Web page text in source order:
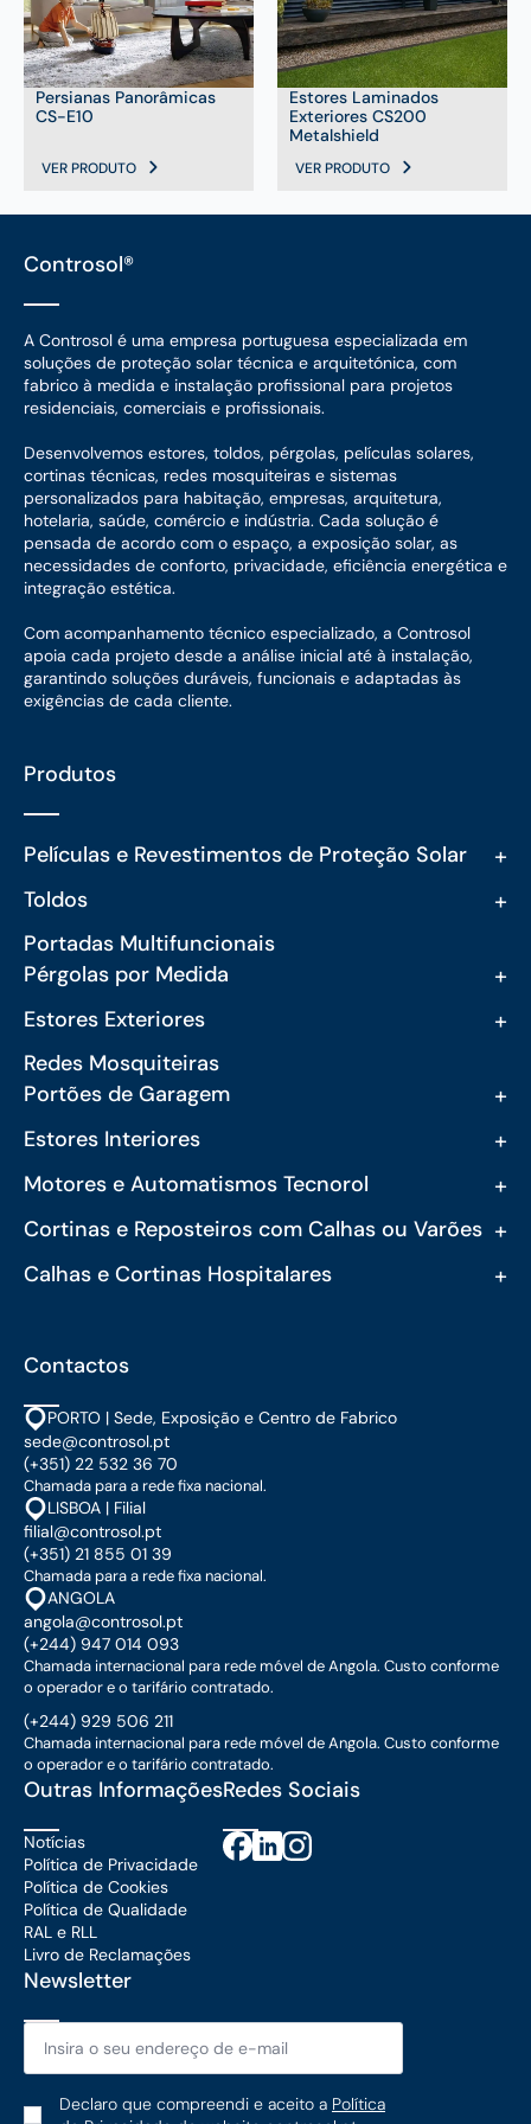
Persianas Panorâmicas
CS-E10
VER PRODUTO
Estores Laminados
Exteriores CS200
Metalshield
VER PRODUTO
Controsol®
A Controsol é uma empresa portuguesa especializada em
soluções de proteção solar técnica e arquitetónica, com
fabrico à medida e instalação profissional para projetos
residenciais, comerciais e profissionais.
Desenvolvemos estores, toldos, pérgolas, películas solares,
cortinas técnicas, redes mosquiteiras e sistemas
personalizados para habitação, empresas, arquitetura,
hotelaria, saúde, comércio e indústria. Cada solução é
pensada de acordo com o espaço, a exposição solar, as
necessidades de conforto, privacidade, eficiência energética e
integração estética.
Com acompanhamento técnico especializado, a Controsol
apoia cada projeto desde a análise inicial até à instalação,
garantindo soluções duráveis, funcionais e adaptadas às
exigências de cada cliente.
Produtos
Películas e Revestimentos de Proteção Solar +
Toldos +
Portadas Multifuncionais
Pérgolas por Medida
+
Estores Exteriores +
Redes Mosquiteiras
Portões de Garagem
+
Estores Interiores +
Motores e Automatismos Tecnorol +
Cortinas e Reposteiros com Calhas ou Varões +
Calhas e Cortinas Hospitalares +
Contactos
PORTO | Sede, Exposição e Centro de Fabrico
sede@controsol.pt
(+351) 22 532 36 70
Chamada para a rede fixa nacional.
LISBOA | Filial
filial@controsol.pt
(+351) 21 855 01 39
Chamada para a rede fixa nacional.
ANGOLA
angola@controsol.pt
(+244) 947 014 093
Chamada internacional para rede móvel de Angola. Custo conforme
o operador e o tarifário contratado.
(+244) 929 506 211
Chamada internacional para rede móvel de Angola. Custo conforme
o operador e o tarifário contratado.
Outras Informações
Notícias
Política de Privacidade
Política de Cookies
Política de Qualidade
RAL e RLL
Livro de Reclamações
Redes Sociais
Newsletter
Email
PolíticaDeclaro que compreendi e aceito a Política